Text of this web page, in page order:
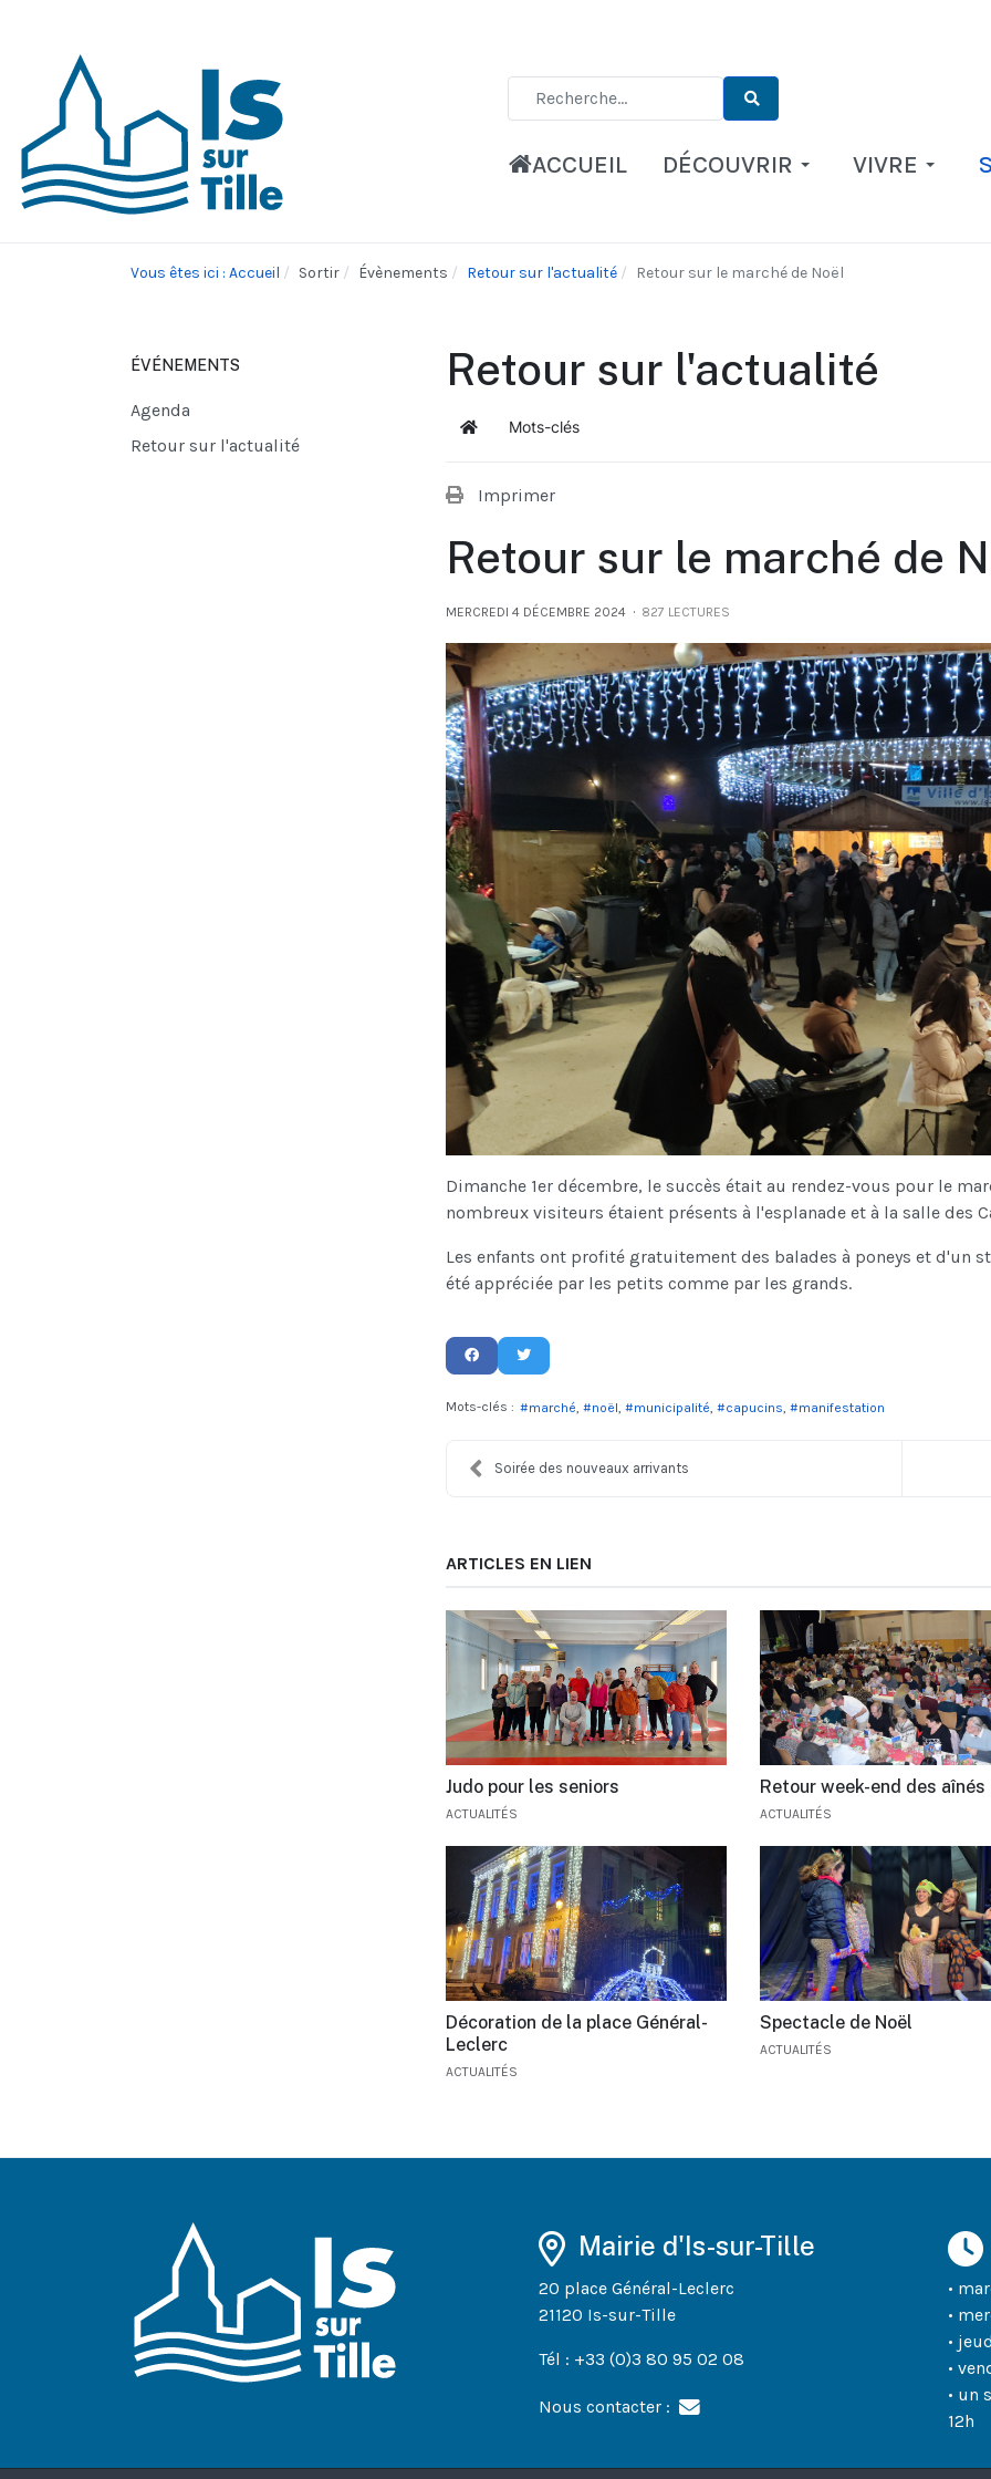
ACCUEIL DÉCOUVRIR VIVRE
Vous êtes ici : Accueil Sortir Évènements Retour sur l'actualité Retour sur le marché de Noël
Retour sur l'actualité
AccueilMots-clés
Imprimer
Retour sur le marché de
MERCREDI 4 DÉCEMBRE 2024 827 LECTURES
Dimanche 1er décembre, le succès était au rendez-vous pour le
nombreux visiteurs étaient présents à l'esplanade et à la salle des
Les enfants ont profité gratuitement des balades à poneys et d'un
été appréciée par les petits comme par les grands.
Mots-clés : marché noël municipalité capucins manifestation
Soirée des nouveaux arrivants
ARTICLES EN LIEN
Judo pour les seniors
ACTUALITÉS
Retour week-end des aînés
ACTUALITÉS
Décoration de la place Général-
Leclerc
ACTUALITÉS
Spectacle de Noël
ACTUALITÉS
ÉVÉNEMENTS
Agenda
Retour sur l'actualité
Mairie d'Is-sur-Tille
20 place Général-Leclerc
21120 Is-sur-Tille
Tél : +33 (0)3 80 95 02 08
Nous contacter :
•
•
•
•
• un
12h